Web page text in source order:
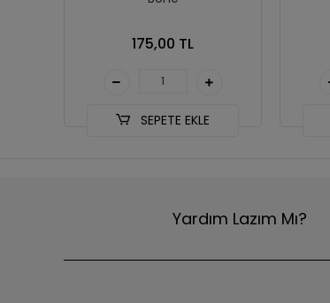
175,00 TL
SEPETE EKLE
Yardım Lazım Mı?